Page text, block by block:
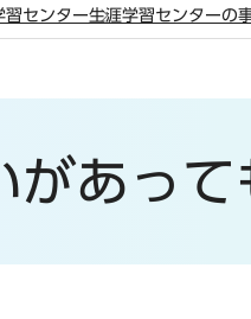
習センター生涯学習センターの
があっ